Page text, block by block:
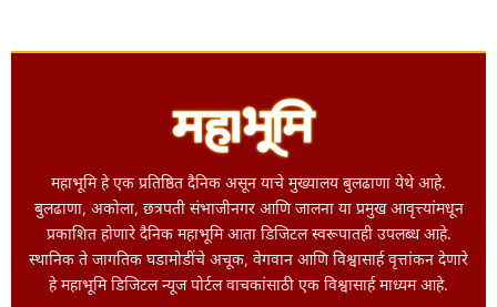
महाभूमि हे एक प्रतिष्ठित दैनिक असून याचे मुख्यालय बुलढाणा येथे आहे.
बुलढाणा, अकोला, छत्रपती संभाजीनगर आणि जालना या प्रमुख आवृत्त्यांमधून
प्रकाशित होणारे दैनिक महाभूमि आता डिजिटल स्वरूपातही उपलब्ध आहे.
स्थानिक ते जागतिक घडामोडींचे अचूक, वेगवान आणि विश्वासार्ह वृत्तांकन देणारे
हे महाभूमि डिजिटल न्यूज पोर्टल वाचकांसाठी एक विश्वासार्ह माध्यम आहे.